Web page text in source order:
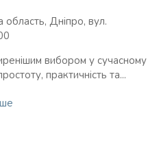
область, Дніпро, вул.
вибором у сучасному
практичність та...